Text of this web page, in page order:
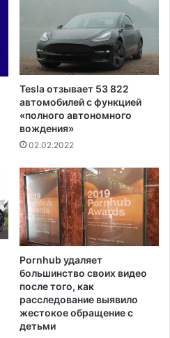
Tesla отзывает 53 822
автомобилей с функцией
«полного автономного
вождения»
02.02.2022
Pornhub удаляет
большинство своих видео
после того, как
расследование выявило
жестокое обращение с
детьми